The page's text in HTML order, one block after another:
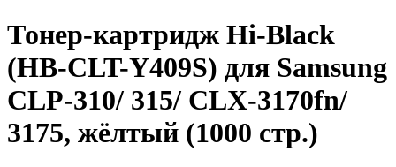
Тонер-картридж Hi-Black
(HB-CLT-Y409S) для Samsung
CLP-310/ 315/ CLX-3170fn/
3175, жёлтый (1000 стр.)